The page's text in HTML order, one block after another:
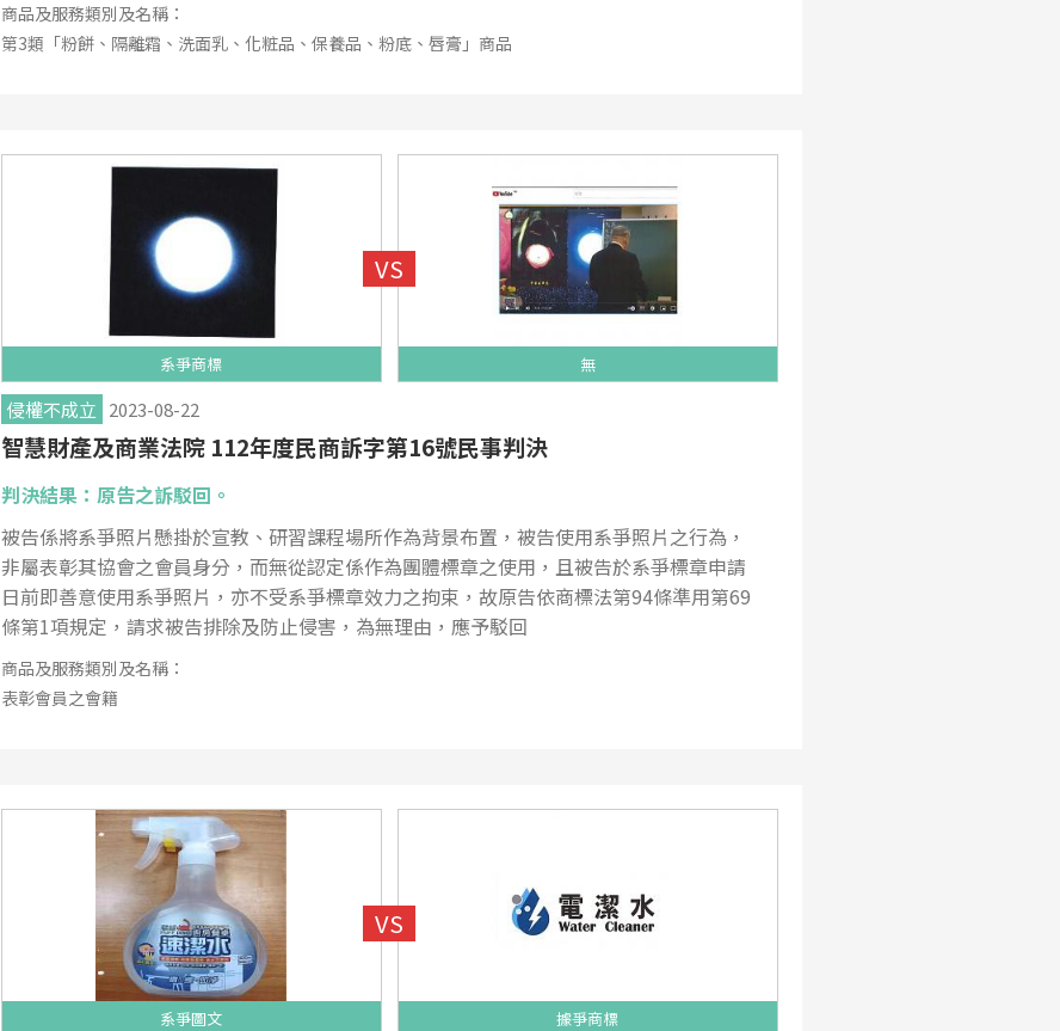
商品及服務類別及名稱：
第3類「粉餅、隔離霜、洗面乳、化粧品、保養品、粉底、唇膏」商品
系爭商標 無
侵權不成立 2023-08-22
智慧財產及商業法院 112年度民商訴字第16號民事判決
判決結果：原告之訴駁回。
被告係將系爭照片懸掛於宣教、研習課程場所作為背景布置，被告使用系爭照片之行為，
非屬表彰其協會之會員身分，而無從認定係作為團體標章之使用，且被告於系爭標章申請
日前即善意使用系爭照片，亦不受系爭標章效力之拘束，故原告依商標法第94條準用第69
條第1項規定，請求被告排除及防止侵害，為無理由，應予駁回
商品及服務類別及名稱：
表彰會員之會籍
系爭圖文 據爭商標